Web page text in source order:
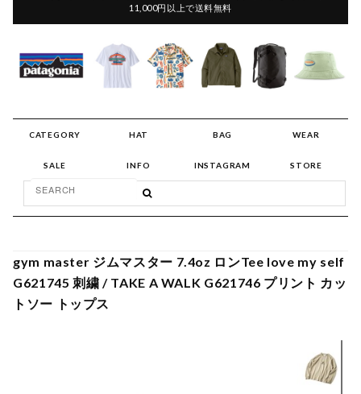
11,000円以上で送料無料
CATEGORY HAT BAG WEAR
SALE INFO INSTAGRAM STORE
gym master ジムマスター 7.4oz ロンTee love my self
G621745 刺繍 / TAKE A WALK G621746 プリント カッ
トソー トップス